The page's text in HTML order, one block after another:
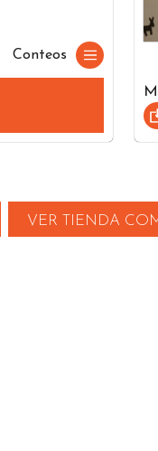
Conteos
VER TIENDA